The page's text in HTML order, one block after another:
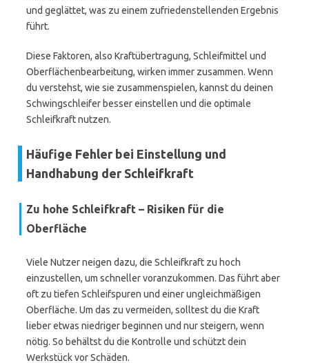
und geglättet, was zu einem zufriedenstellenden Ergebnis
führt.
Diese Faktoren, also Kraftübertragung, Schleifmittel und
Oberflächenbearbeitung, wirken immer zusammen. Wenn
du verstehst, wie sie zusammenspielen, kannst du deinen
Schwingschleifer besser einstellen und die optimale
Schleifkraft nutzen.
Häufige Fehler bei Einstellung und
Handhabung der Schleifkraft
Zu hohe Schleifkraft – Risiken für die
Oberfläche
Viele Nutzer neigen dazu, die Schleifkraft zu hoch
einzustellen, um schneller voranzukommen. Das führt aber
oft zu tiefen Schleifspuren und einer ungleichmäßigen
Oberfläche. Um das zu vermeiden, solltest du die Kraft
lieber etwas niedriger beginnen und nur steigern, wenn
nötig. So behältst du die Kontrolle und schützt dein
Werkstück vor Schäden.